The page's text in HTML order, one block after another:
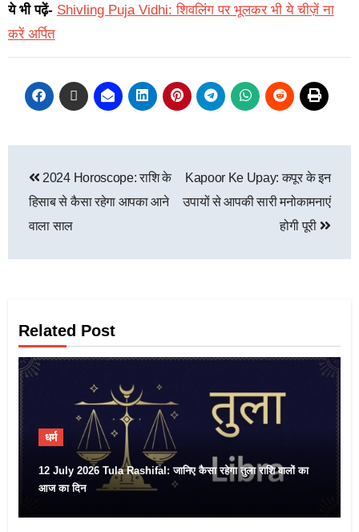
ये भी पढ़ें- Shivling Puja Vidhi: शिवलिंग पर भूलकर भी ये चीज़ें ना
करें अर्पित
2024 Horoscope: राशि के
हिसाब से कैसा रहेगा आपका आने
वाला साल
Kapoor Ke Upay: कपूर के इन
उपायों से आपकी सारी मनोकामनाएं
होगी पूरी
Related Post
धर्म
12 July 2026 Tula Rashifal: जानिए कैसा रहेगा तुला राशि वालों का
आज का दिन